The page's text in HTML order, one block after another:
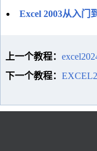
Excel 2003从入门
上一个教程：
下一个教程：